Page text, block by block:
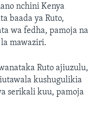
nchini Kenya
baada ya Ruto,
wa fedha, pamoja na
mawaziri.
Ruto ajiuzulu,
kushugulikia
serikali kuu, pamoja